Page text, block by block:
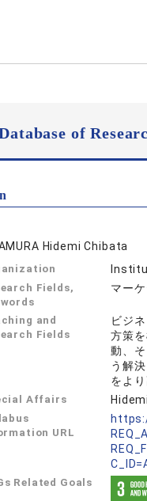
of
Hidemi Chibata
Fields,
マー
and
Fields
ビジ
方策
動、
う解
をよ
Affairs
URL
Related Goals